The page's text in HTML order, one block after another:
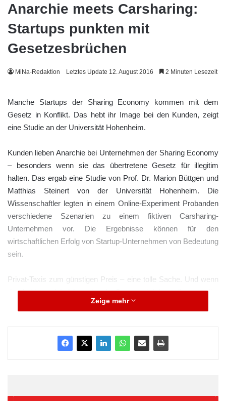
Anarchie meets Carsharing:
Startups punkten mit
Gesetzesbrüchen
MiNa-Redaktion Letztes Update 12. August 2016 2 Minuten Lesezeit
Manche Startups der Sharing Economy kommen mit dem
Gesetz in Konflikt. Das hebt ihr Image bei den Kunden, zeigt
eine Studie an der Universität Hohenheim.
Kunden lieben Anarchie bei Unternehmen der Sharing Economy
– besonders wenn sie das übertretene Gesetz für illegitim
halten. Das ergab eine Studie von Prof. Dr. Marion Büttgen und
Matthias Steinert von der Universität Hohenheim. Die
Wissenschaftler legten in einem Online-Experiment Probanden
verschiedene Szenarien zu einem fiktiven Carsharing-
Unternehmen vor. Die Ergebnisse können für den
wirtschaftlichen Erfolg von Startup-Unternehmen von Bedeutung
sein.
Privat-Taxis zum günstigen Preis – eine tolle Sache. Und wenn
der Anbieter dabei bestehende Gesetze bricht, sollte man ihn
erst Recht unterstützen. Vor allem wenn es sich um eine
Tenor einer Untersuchung an der Universität Hohenheim.
Zeige mehr